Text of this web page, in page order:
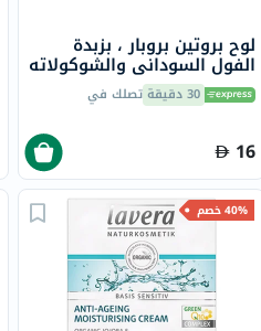
لوح بروتين بروبار ، بزبدة
الفول السوداني والشوكولاته
70 جرام 30 دقيقة تصلك في
16
40% خصم